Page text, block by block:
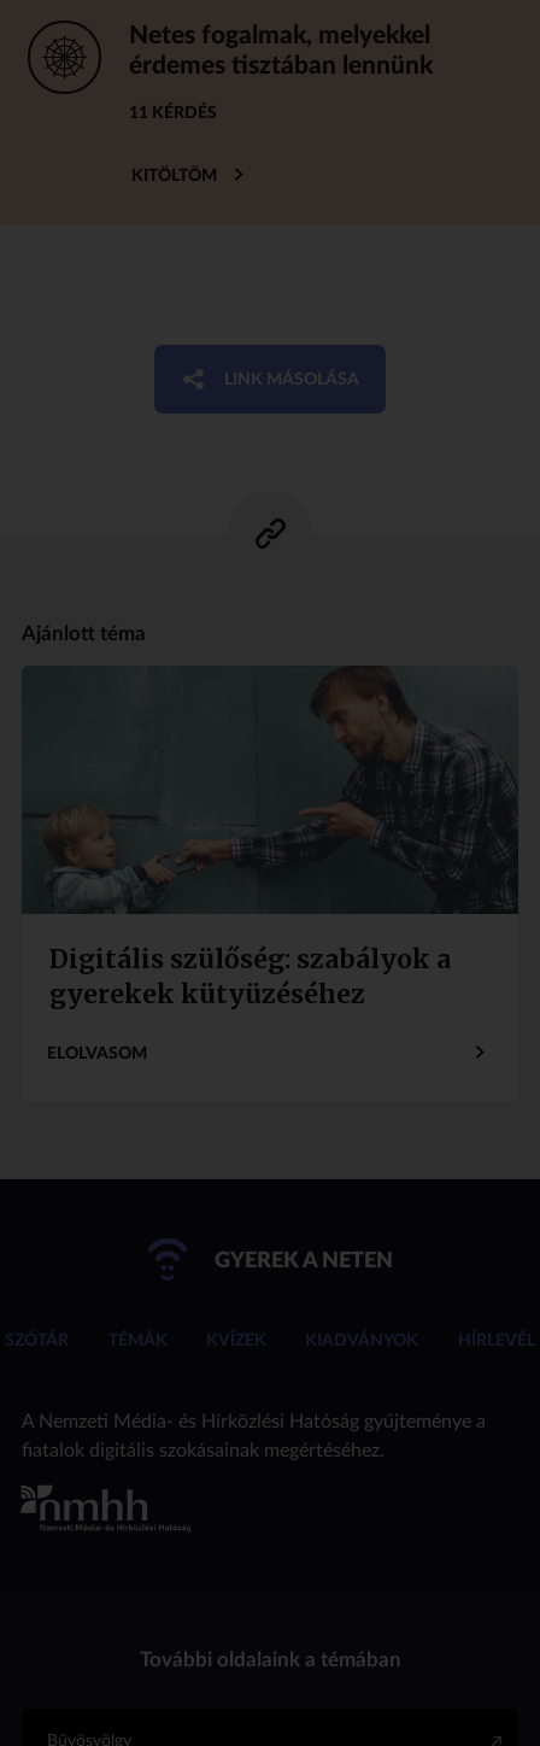
Netes fogalmak, melyekkel
érdemes tisztában lennünk
11 KÉRDÉS
KITÖLTÖM
LINK MÁSOLÁSA
Ajánlott téma
Digitális szülőség: szabályok a
gyerekek kütyüzéséhez
ELOLVASOM
GYEREK A NETEN
SZÓTÁR TÉMÁK KVÍZEK KIADVÁNYOK HÍRLEVÉL
A Nemzeti Média- és Hírközlési Hatóság gyűjteménye a
fiatalok digitális szokásainak megértéséhez.
További oldalaink a témában
Bűvösvölgy